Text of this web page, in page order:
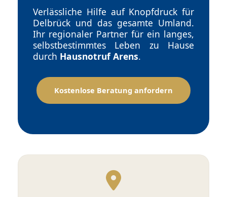
Verlässliche Hilfe auf Knopfdruck für
Delbrück und das gesamte Umland.
Ihr regionaler Partner für ein langes,
selbstbestimmtes Leben zu Hause
durch Hausnotruf Arens.
Kostenlose Beratung anfordern